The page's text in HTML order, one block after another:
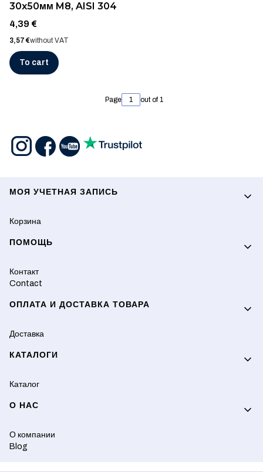
30x50мм M8, AISI 304
Price
4,39 €
Price
3,57 €without VAT
To cart
Page out of 1
Footer menu
МОЯ УЧЕТНАЯ ЗАПИСЬ
Корзина
ПОМОЩЬ
Контакт
Contact
ОПЛАТА И ДОСТАВКА ТОВАРА
Доставка
КАТАЛОГИ
Каталог
О НАС
О компании
Blog